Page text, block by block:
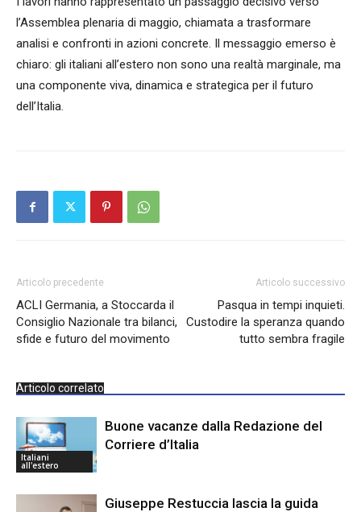
l’Assemblea plenaria di maggio, chiamata a trasformare
analisi e confronti in azioni concrete. Il messaggio emerso è
chiaro: gli italiani all’estero non sono una realtà marginale, ma
una componente viva, dinamica e strategica per il futuro
dell’Italia.
Articolo precedente
ACLI Germania, a Stoccarda il
Consiglio Nazionale tra bilanci,
sfide e futuro del movimento
Articolo successivo
Pasqua in tempi inquieti.
Custodire la speranza quando
tutto sembra fragile
Articolo correlato
Italiani
all'estero
Buone vacanze dalla Redazione del
Corriere d’Italia
Giuseppe Restuccia lascia la guida